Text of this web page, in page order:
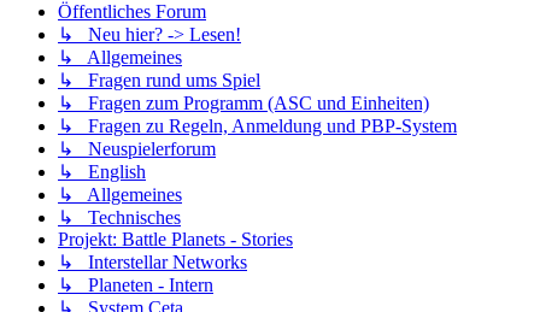
Öffentliches Forum
↳ Neu hier? -> Lesen!
↳ Allgemeines
↳ Fragen rund ums Spiel
↳ Fragen zum Programm (ASC und Einheiten)
↳ Fragen zu Regeln, Anmeldung und PBP-System
↳ Neuspielerforum
↳ English
↳ Allgemeines
↳ Technisches
Projekt: Battle Planets - Stories
↳ Interstellar Networks
↳ Planeten - Intern